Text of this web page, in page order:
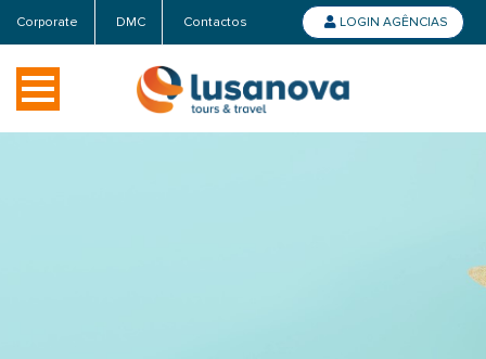
Corporate DMC Contactos LOGIN AGÊNCIAS